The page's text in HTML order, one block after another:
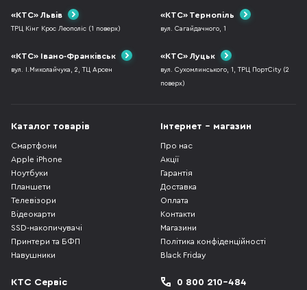
«КТС» Львів
ТРЦ Кінг Крос Леополіс (1 поверх)
«КТС» Тернопіль
вул. Сагайдачного, 1
«КТС» Івано-Франківськ
вул. І.Миколайчука, 2, ТЦ Арсен
«КТС» Луцьк
вул. Сухомлинського, 1, ТРЦ ПортCity (2
поверх)
Каталог товарів
Смартфони
Apple iPhone
Ноутбуки
Планшети
Телевізори
Відеокарти
SSD-накопичувачі
Принтери та БФП
Навушники
Інтернет - магазин
Про нас
Акції
Гарантія
Доставка
Оплата
Контакти
Магазини
Політика конфіденційності
Black Friday
КТС Сервіс
0 800 210-484